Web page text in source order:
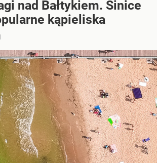
nad Bałtykiem. Sinice
kąpieliska